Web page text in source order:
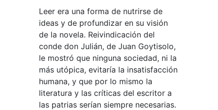
Leer era una forma de nutrirse de
ideas y de profundizar en su visión
de la novela. Reivindicación del
conde don Julián, de Juan Goytisolo,
le mostró que ninguna sociedad, ni la
más utópica, evitaría la insatisfacción
humana, y que por lo mismo la
literatura y las críticas del escritor a
las patrias serían siempre necesarias.